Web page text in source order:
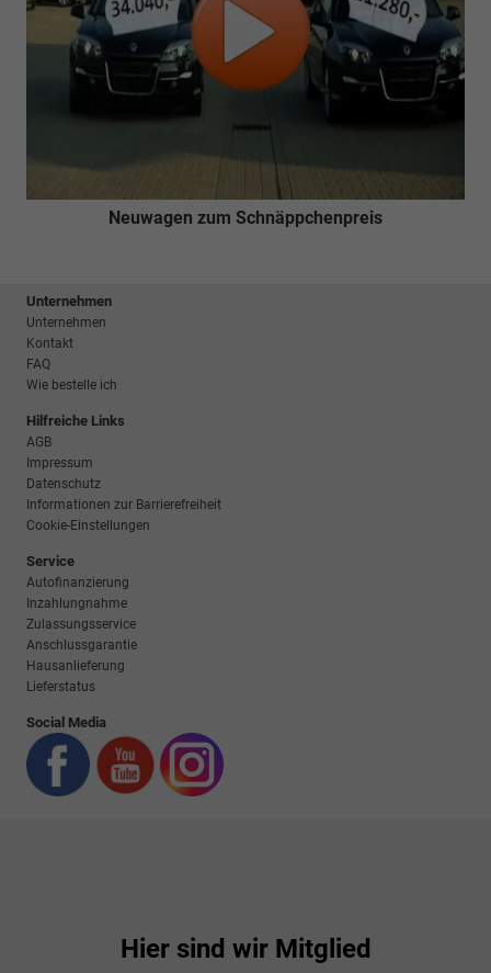
Neuwagen zum Schnäppchenpreis
Unternehmen
Unternehmen
Kontakt
FAQ
Wie bestelle ich
Hilfreiche Links
AGB
Impressum
Datenschutz
Informationen zur Barrierefreiheit
Cookie-Einstellungen
Service
Autofinanzierung
Inzahlungnahme
Zulassungsservice
Anschlussgarantie
Hausanlieferung
Lieferstatus
Social Media
Hier sind wir Mitglied